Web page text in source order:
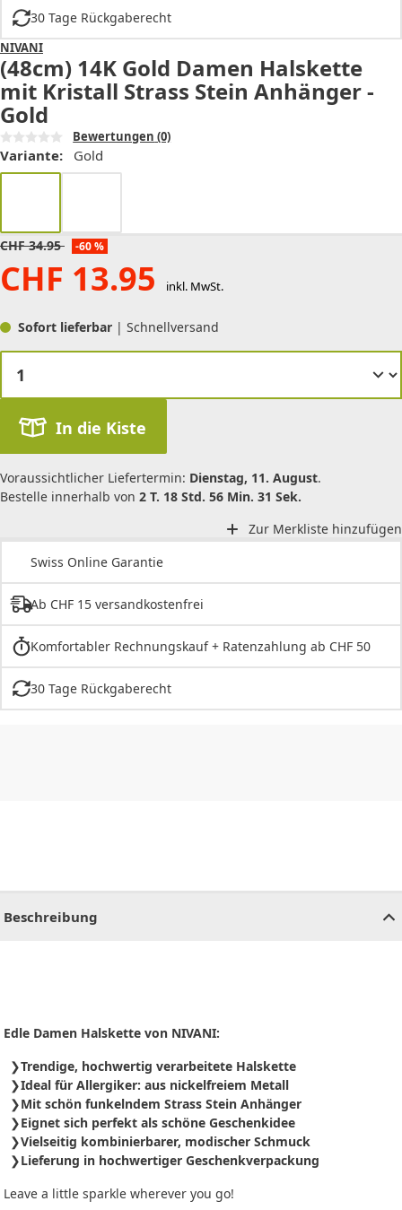
30 Tage Rückgaberecht
NIVANI
(48cm) 14K Gold Damen Halskette
mit Kristall Strass Stein Anhänger -
Gold
Bewertungen (0)
Variante: Gold
CHF 34.95 -60 %
CHF 13.95 inkl. MwSt.
Sofort lieferbar | Schnellversand
In die Kiste
Voraussichtlicher Liefertermin: Dienstag, 11. August.
Bestelle innerhalb von 2 T. 18 Std. 56 Min. 31 Sek.
Zur Merkliste hinzufügen
Swiss Online Garantie
Ab CHF 15 versandkostenfrei
Komfortabler Rechnungskauf + Ratenzahlung ab CHF 50
30 Tage Rückgaberecht
Beschreibung
Edle Damen Halskette von NIVANI:
Trendige, hochwertig verarbeitete Halskette
Ideal für Allergiker: aus nickelfreiem Metall
Mit schön funkelndem Strass Stein Anhänger
Eignet sich perfekt als schöne Geschenkidee
Vielseitig kombinierbarer, modischer Schmuck
Lieferung in hochwertiger Geschenkverpackung
Leave a little sparkle wherever you go!